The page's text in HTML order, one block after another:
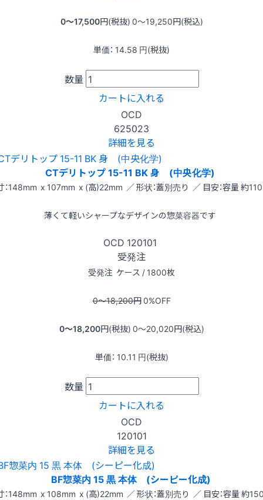
0〜17,500円(税抜) 0〜19,250円(税込)
単価： 14.58 円(税抜)
数量
カートに入れる
OCD
625023
詳細を見る
CTデリトップ 15-11 BK 身 (中央化学)
：148mm x 107mm x (高)22mm ／ 形状：蓋別売り ／ 目安：容量 約
薄くて軽いシャープなデザインの惣菜容器です
OCD 120101
受発注
受発注 ケース / 1800枚
0〜18,200円0%OFF
0〜18,200円(税抜) 0〜20,020円(税込)
単価： 10.11 円(税抜)
数量
カートに入れる
OCD
120101
詳細を見る
BF惣菜内 15 黒 本体 (シーピー化成)
：148mm x 108mm x (高)22mm ／ 形状：蓋別売り ／ 目安：容量 約